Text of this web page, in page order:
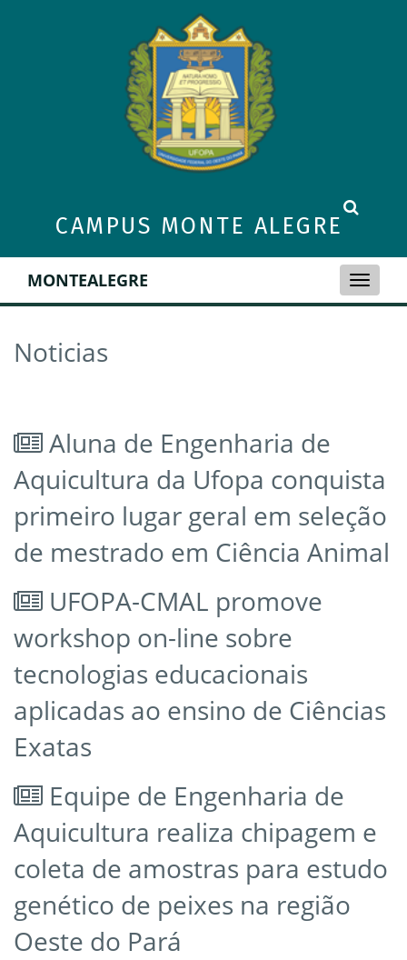
CAMPUS MONTE ALEGRE
Toggle
MONTEALEGRE
Noticias
Aluna de Engenharia de
Aquicultura da Ufopa conquista
primeiro lugar geral em seleção
de mestrado em Ciência Animal
UFOPA-CMAL promove
workshop on-line sobre
tecnologias educacionais
aplicadas ao ensino de Ciências
Exatas
Equipe de Engenharia de
Aquicultura realiza chipagem e
coleta de amostras para estudo
genético de peixes na região
Oeste do Pará